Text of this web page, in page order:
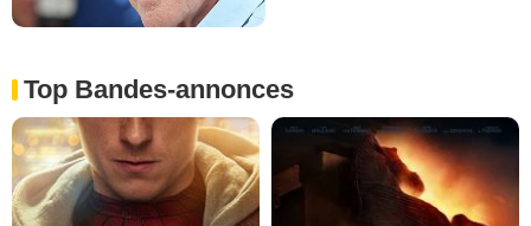
Top Bandes-annonces